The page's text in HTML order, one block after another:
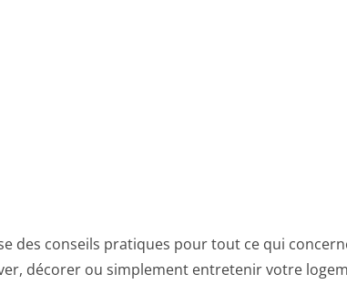
des conseils pratiques pour tout ce qui
décorer ou simplement entretenir votre